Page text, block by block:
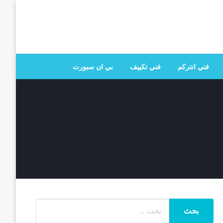
جميع الخدمات المنزلية في الكويت
فني انتركم فني تكييف بي ان سبورت